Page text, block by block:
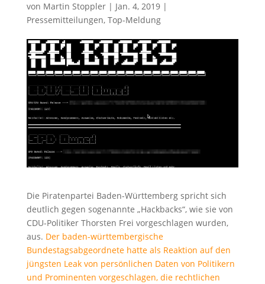
von Martin Stoppler| Jan. 4, 2019|
Pressemitteilungen, Top-Meldung
Die Piratenpartei Baden-Württemberg spricht sich
deutlich gegen sogenannte „Hackbacks“, wie sie von
CDU-Politiker Thorsten Frei vorgeschlagen wurden,
aus. Der baden-württembergische
Bundestagsabgeordnete hatte als Reaktion auf den
jüngsten Leak von persönlichen Daten von Politikern
und Prominenten vorgeschlagen, die rechtlichen